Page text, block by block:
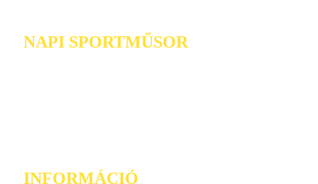
NAPI SPORTMŰSOR
INFORMÁCIÓ